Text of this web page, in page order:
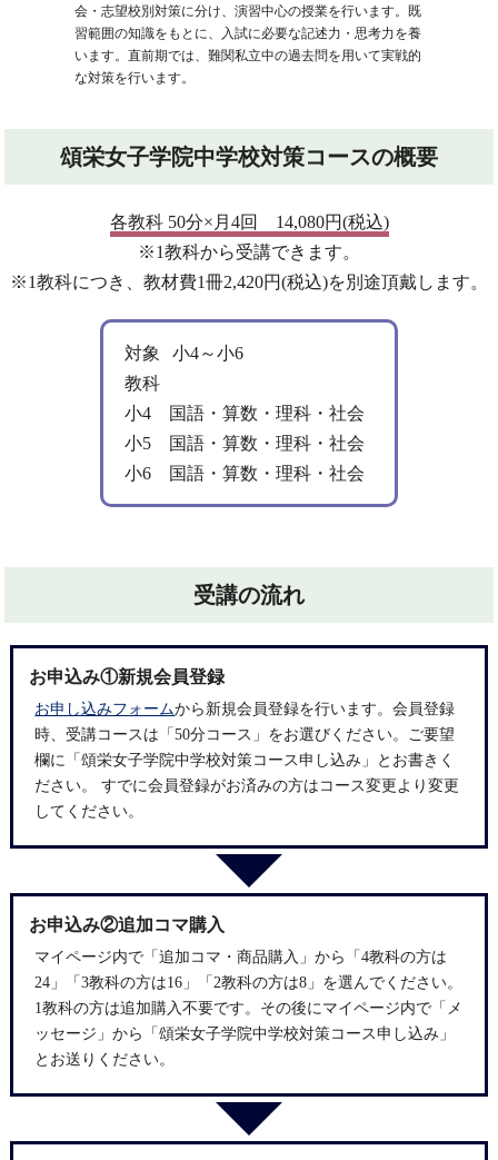
会・志望校別対策に分け、演習中心の授業を行います。既
習範囲の知識をもとに、入試に必要な記述力・思考力を養
います。直前期では、難関私立中の過去問を用いて実戦的
な対策を行います。
頌栄女子学院中学校対策コースの概要
各教科 50分×月4回 14,080円(税込)
※1教科から受講できます。
※1教科につき、教材費1冊2,420円(税込)を別途頂戴します。
対象
小4～小6
教科
小4 国語・算数・理科・社会
小5 国語・算数・理科・社会
小6 国語・算数・理科・社会
受講の流れ
お申込み①新規会員登録
お申し込みフォームから新規会員登録を行います。会員登録
時、受講コースは「50分コース」をお選びください。ご要望
欄に「頌栄女子学院中学校対策コース申し込み」とお書きく
ださい。 すでに会員登録がお済みの方はコース変更より変更
してください。
お申込み②追加コマ購入
マイページ内で「追加コマ・商品購入」から「4教科の方は
24」「3教科の方は16」「2教科の方は8」を選んでください。
1教科の方は追加購入不要です。その後にマイページ内で「メ
ッセージ」から「頌栄女子学院中学校対策コース申し込み」
とお送りください。